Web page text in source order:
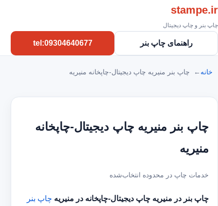
stampe.ir
چاپ بنر و چاپ دیجیتال
راهنمای چاپ بنر tel:09304640677
خانه چاپ بنر منیریه چاپ دیجیتال-چاپخانه منیریه
چاپ بنر منیریه چاپ دیجیتال-چاپخانه
منیریه
خدمات چاپ در محدوده انتخاب‌شده
چاپ بنر در منیریه چاپ دیجیتال-چاپخانه در منیریه چاپ بنر